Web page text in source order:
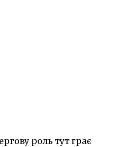
роль тут грає